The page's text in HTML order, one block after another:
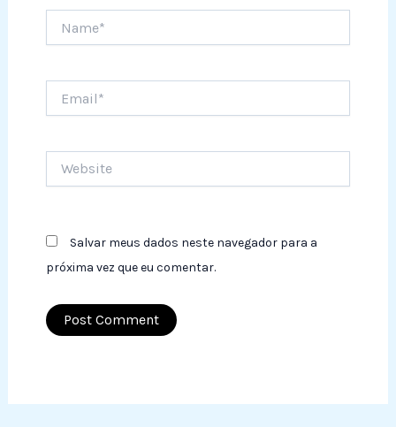
Salvar meus dados neste navegador para a
próxima vez que eu comentar.